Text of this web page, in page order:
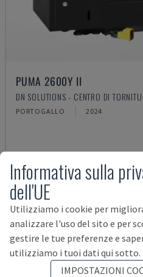
PUMA 2600Y II
DN SOLUTIONS - CENTRO DI
PORTOGALLO 2024
Informativa sulla
dell'UE
Utilizziamo i cookie per
analizzare l'uso del sito e per
gestire le tue preferenze e
utilizziamo i tuoi dati qui sotto.
IMPOSTAZIONI